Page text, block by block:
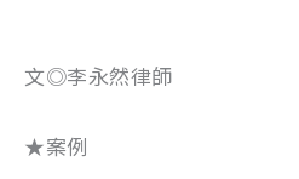
文◎李永然律師
★案例